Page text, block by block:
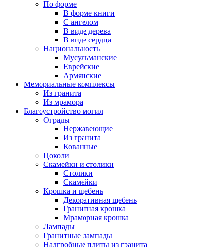
По форме
В форме книги
С ангелом
В виде дерева
В виде сердца
Национальность
Мусульманские
Еврейские
Армянские
Мемориальные комплексы
Из гранита
Из мрамора
Благоустройство могил
Ограды
Нержавеющие
Из гранита
Кованные
Цоколи
Скамейки и столики
Столики
Скамейки
Крошка и щебень
Декоративная щебень
Гранитная крошка
Мраморная крошка
Лампады
Гранитные лампады
Надгробные плиты из гранита